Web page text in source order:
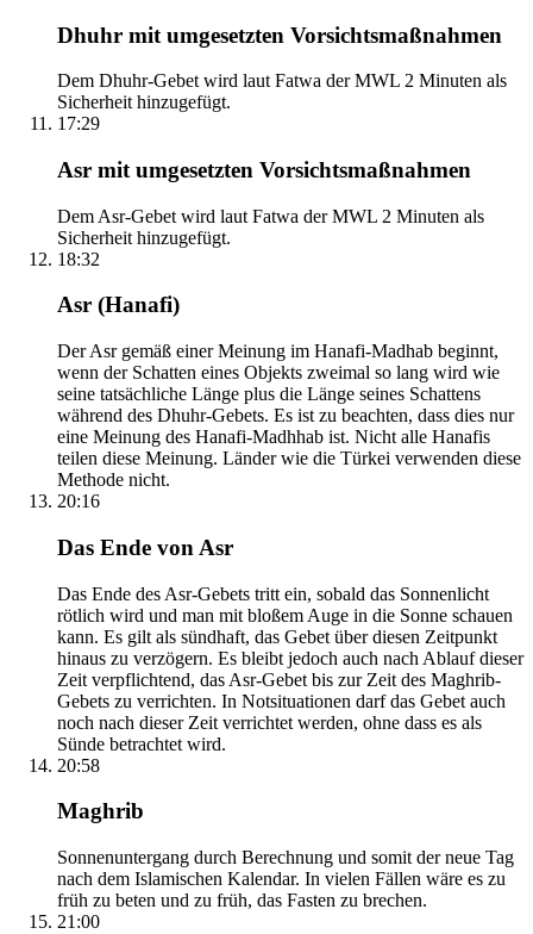
Dhuhr mit umgesetzten Vorsichtsmaßnahmen
Dem Dhuhr-Gebet wird laut Fatwa der MWL 2 Minuten als
Sicherheit hinzugefügt.
17:29
Asr mit umgesetzten Vorsichtsmaßnahmen
Dem Asr-Gebet wird laut Fatwa der MWL 2 Minuten als
Sicherheit hinzugefügt.
18:32
Asr (Hanafi)
Der Asr gemäß einer Meinung im Hanafi-Madhab beginnt,
wenn der Schatten eines Objekts zweimal so lang wird wie
seine tatsächliche Länge plus die Länge seines Schattens
während des Dhuhr-Gebets. Es ist zu beachten, dass dies nur
eine Meinung des Hanafi-Madhhab ist. Nicht alle Hanafis
teilen diese Meinung. Länder wie die Türkei verwenden diese
Methode nicht.
20:16
Das Ende von Asr
Das Ende des Asr-Gebets tritt ein, sobald das Sonnenlicht
rötlich wird und man mit bloßem Auge in die Sonne schauen
kann. Es gilt als sündhaft, das Gebet über diesen Zeitpunkt
hinaus zu verzögern. Es bleibt jedoch auch nach Ablauf dieser
Zeit verpflichtend, das Asr-Gebet bis zur Zeit des Maghrib-
Gebets zu verrichten. In Notsituationen darf das Gebet auch
noch nach dieser Zeit verrichtet werden, ohne dass es als
Sünde betrachtet wird.
20:58
Maghrib
Sonnenuntergang durch Berechnung und somit der neue Tag
nach dem Islamischen Kalendar. In vielen Fällen wäre es zu
früh zu beten und zu früh, das Fasten zu brechen.
21:00